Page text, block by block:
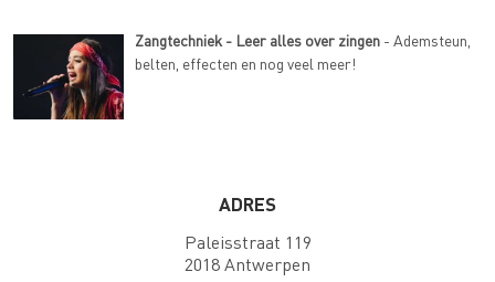
Zangtechniek - Leer alles over zingen - Ademsteun,
belten, effecten en nog veel meer!
ADRES
Paleisstraat 119
2018 Antwerpen